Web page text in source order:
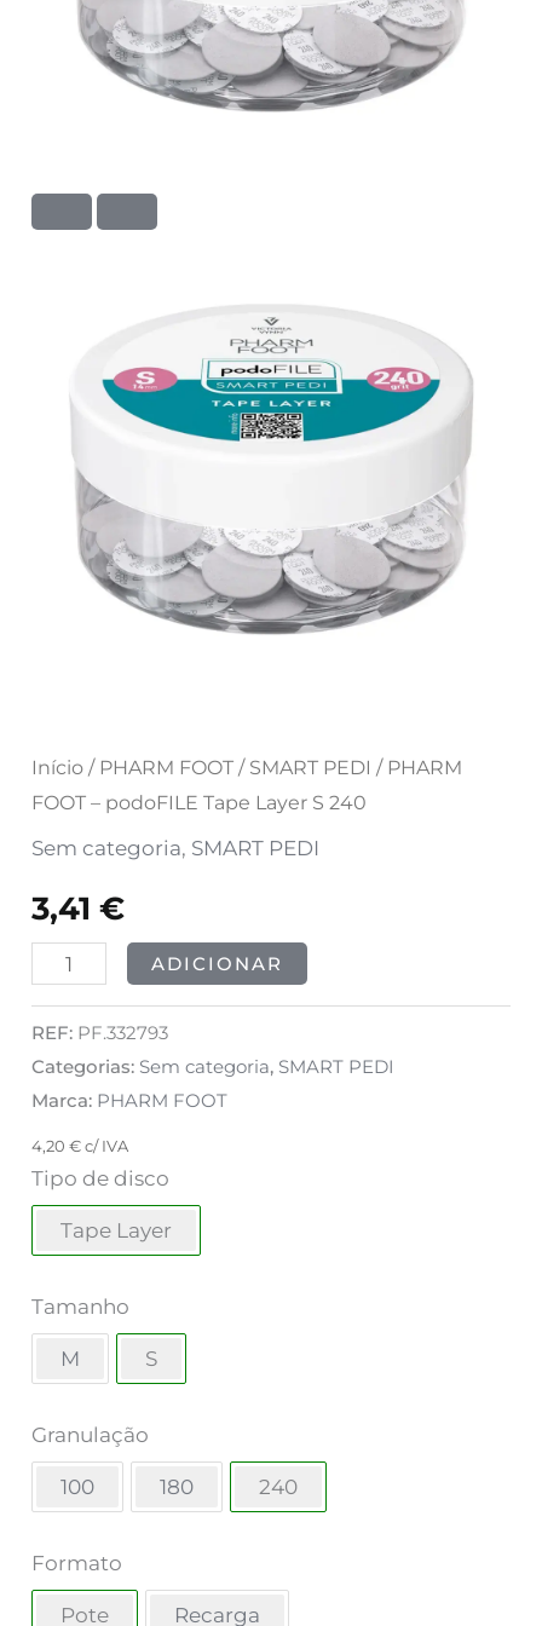
Início / PHARM FOOT / SMART PEDI / PHARM
FOOT – podoFILE Tape Layer S 240
Sem categoria, SMART PEDI
3,41€
ADICIONAR
REF: PF.332793
Categorias: Sem categoria, SMART PEDI
Marca: PHARM FOOT
4,20€ c/ IVA
Tipo de disco
Tape Layer
Tamanho
M S
Granulação
100 180 240
Formato
Pote Recarga